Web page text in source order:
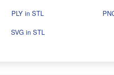
PLY in STL
SVG in STL